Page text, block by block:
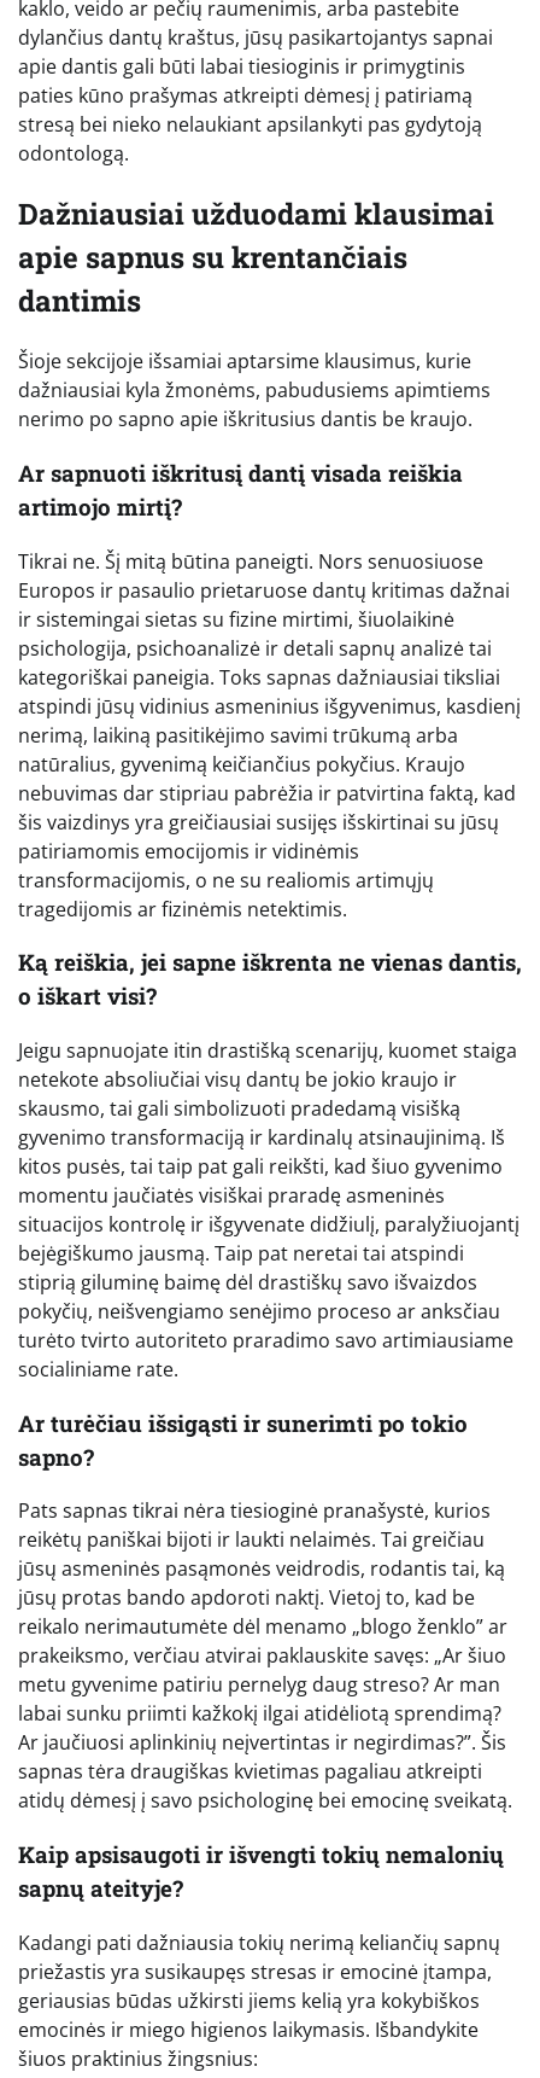
kaklo, veido ar pečių raumenimis, arba pastebite
dylančius dantų kraštus, jūsų pasikartojantys sapnai
apie dantis gali būti labai tiesioginis ir primygtinis
paties kūno prašymas atkreipti dėmesį į patiriamą
stresą bei nieko nelaukiant apsilankyti pas gydytoją
odontologą.
Dažniausiai užduodami klausimai
apie sapnus su krentančiais
dantimis
Šioje sekcijoje išsamiai aptarsime klausimus, kurie
dažniausiai kyla žmonėms, pabudusiems apimtiems
nerimo po sapno apie iškritusius dantis be kraujo.
Ar sapnuoti iškritusį dantį visada reiškia
artimojo mirtį?
Tikrai ne. Šį mitą būtina paneigti. Nors senuosiuose
Europos ir pasaulio prietaruose dantų kritimas dažnai
ir sistemingai sietas su fizine mirtimi, šiuolaikinė
psichologija, psichoanalizė ir detali sapnų analizė tai
kategoriškai paneigia. Toks sapnas dažniausiai tiksliai
atspindi jūsų vidinius asmeninius išgyvenimus, kasdienį
nerimą, laikiną pasitikėjimo savimi trūkumą arba
natūralius, gyvenimą keičiančius pokyčius. Kraujo
nebuvimas dar stipriau pabrėžia ir patvirtina faktą, kad
šis vaizdinys yra greičiausiai susijęs išskirtinai su jūsų
patiriamomis emocijomis ir vidinėmis
transformacijomis, o ne su realiomis artimųjų
tragedijomis ar fizinėmis netektimis.
Ką reiškia, jei sapne iškrenta ne vienas dantis,
o iškart visi?
Jeigu sapnuojate itin drastišką scenarijų, kuomet staiga
netekote absoliučiai visų dantų be jokio kraujo ir
skausmo, tai gali simbolizuoti pradedamą visišką
gyvenimo transformaciją ir kardinalų atsinaujinimą. Iš
kitos pusės, tai taip pat gali reikšti, kad šiuo gyvenimo
momentu jaučiatės visiškai praradę asmeninės
situacijos kontrolę ir išgyvenate didžiulį, paralyžiuojantį
bejėgiškumo jausmą. Taip pat neretai tai atspindi
stiprią giluminę baimę dėl drastiškų savo išvaizdos
pokyčių, neišvengiamo senėjimo proceso ar anksčiau
turėto tvirto autoriteto praradimo savo artimiausiame
socialiniame rate.
Ar turėčiau išsigąsti ir sunerimti po tokio
sapno?
Pats sapnas tikrai nėra tiesioginė pranašystė, kurios
reikėtų paniškai bijoti ir laukti nelaimės. Tai greičiau
jūsų asmeninės pasąmonės veidrodis, rodantis tai, ką
jūsų protas bando apdoroti naktį. Vietoj to, kad be
reikalo nerimautumėte dėl menamo „blogo ženklo” ar
prakeiksmo, verčiau atvirai paklauskite savęs: „Ar šiuo
metu gyvenime patiriu pernelyg daug streso? Ar man
labai sunku priimti kažkokį ilgai atidėliotą sprendimą?
Ar jaučiuosi aplinkinių neįvertintas ir negirdimas?”. Šis
sapnas tėra draugiškas kvietimas pagaliau atkreipti
atidų dėmesį į savo psichologinę bei emocinę sveikatą.
Kaip apsisaugoti ir išvengti tokių nemalonių
sapnų ateityje?
Kadangi pati dažniausia tokių nerimą keliančių sapnų
priežastis yra susikaupęs stresas ir emocinė įtampa,
geriausias būdas užkirsti jiems kelią yra kokybiškos
emocinės ir miego higienos laikymasis. Išbandykite
šiuos praktinius žingsnius: